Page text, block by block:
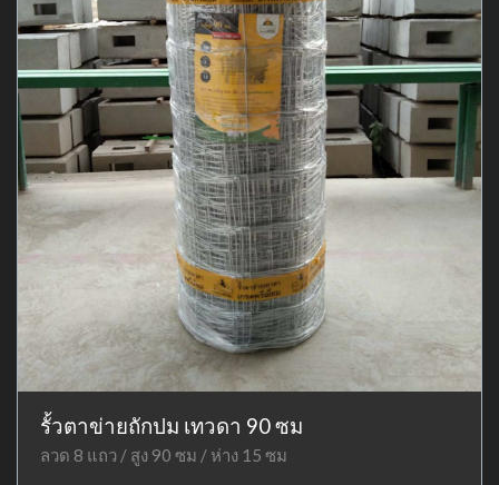
รั้วตาข่ายถักปม เทวดา 90 ซม
ลวด 8 แถว / สูง 90 ซม / ห่าง 15 ซม